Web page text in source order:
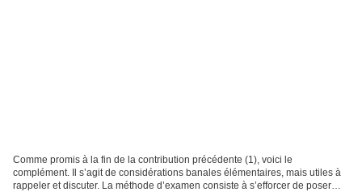
Comme promis à la fin de la contribution précédente (1), voici le
complément. Il s’agit de considérations banales élémentaires, mais utiles à
rappeler et discuter. La méthode d’examen consiste à s’efforcer de poser